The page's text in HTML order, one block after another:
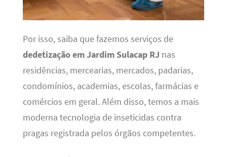
Por isso, saiba que fazemos serviços de
dedetização em Jardim Sulacap RJ nas
residências, mercearias, mercados, padarias,
condomínios, academias, escolas, farmácias e
comércios em geral. Além disso, temos a mais
moderna tecnologia de inseticidas contra
pragas registrada pelos órgãos competentes.